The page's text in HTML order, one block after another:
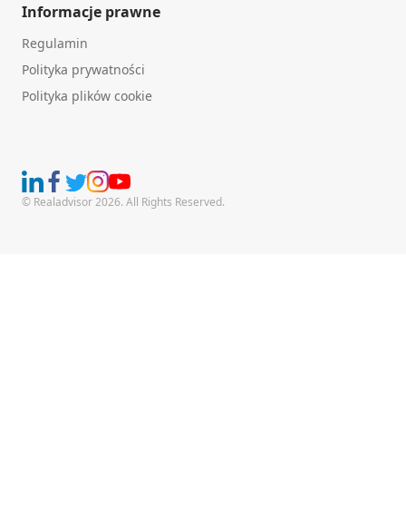
Informacje prawne
Regulamin
Polityka prywatności
Polityka plików cookie
© Realadvisor 2026. All Rights Reserved.